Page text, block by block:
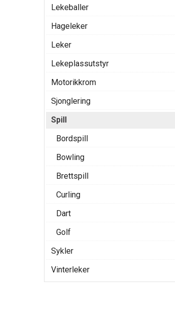
Lekeballer
Hageleker
Leker
Lekeplassutstyr
Motorikkrom
Sjonglering
Spill
Bordspill
Bowling
Brettspill
Curling
Dart
Golf
Sykler
Vinterleker